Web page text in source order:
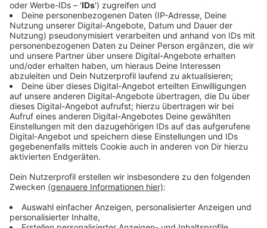
herum einfinden.
Anzeige
Darum geht es beim Thema Lützerath
Anzeige
Lützerath in der Nähe von Erkelenz im Kreis Heinsberg
soll zur Kohlegewinnung abgebaggert werden. In den
Häusern, deren einstige Bewohner weggezogen sind,
leben allerdings Aktivisten, die um den Ort kämpfen
wollen. Für das Abbaggern und Verbrennen der Kohle
sehen sie keine Notwendigkeit. Grundstücke und
Häuser gehören aber dem Energiekonzern RWE. Mit